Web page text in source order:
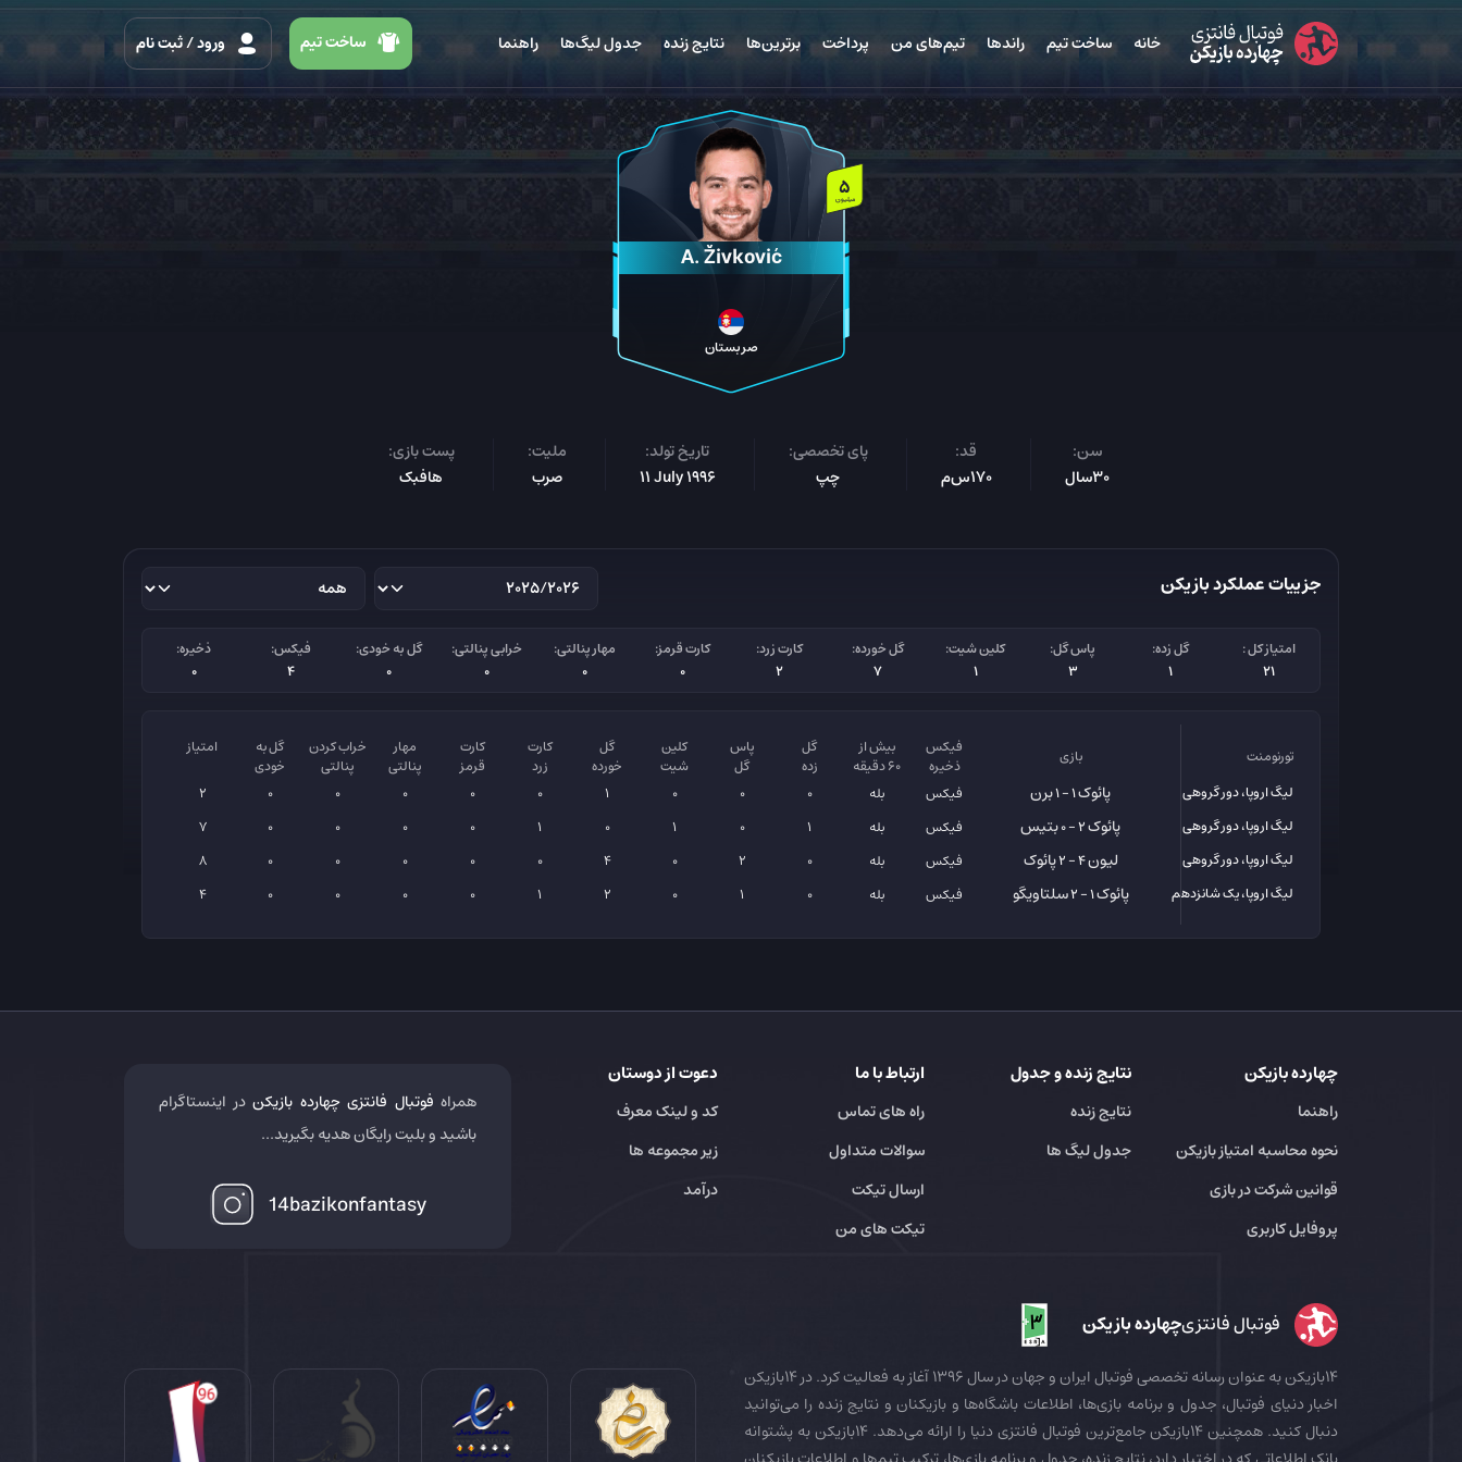
خانه ساخت تیم راندها تیم‌های من پرداخت برترین‌ها نتایج زنده جدول لیگ‌ها راهنما ساخت تیم ورود/ ثبت نام
A. Živković
5
میلیون
صربستان
سن:
30سال
قد:
170س‌م
پای تخصصی:
چپ
تاریخ تولد:
11 July 1996
ملیت:
صرب
پست بازی:
هافبک
جزییات عملکرد بازیکن
امتیاز کل :
21
گل زده:
1
پاس گل:
3
کلین شیت:
1
گل خورده:
7
کارت زرد:
2
کارت قرمز:
0
مهار پنالتی:
0
خرابی پنالتی:
0
گل به خودی:
0
فیکس:
4
ذخیره:
0
تورنومنت بازی
فیکس
ذخیره
بیش از
۶۰ دقیقه
گل
زده
پاس
گل
کلین
شیت
گل
خورده
کارت
زرد
کارت
قرمز
مهار
پنالتی
خراب کردن
پنالتی
گل به
خودی
امتیاز
لیگ اروپا، دور گروهی
پائوک1 - 1 برن فیکس بله 0
0
0
1
0
0
0
0
0
2
لیگ اروپا، دور گروهی
پائوک2 - 0 بتیس فیکس بله 1
0
1
0
1
0
0
0
0
7
لیگ اروپا، دور گروهی
لیون4 - 2 پائوک فیکس بله 0
2
0
4
0
0
0
0
0
8
لیگ اروپا، یک شانزدهم
پائوک1 - 2 سلتاویگو فیکس بله 0
1
0
2
1
0
0
0
0
4
چهارده بازیکن
راهنما
نحوه محاسبه امتیاز بازیکن
قوانین شرکت در بازی
پروفایل کاربری
نتایج زنده و جدول
نتایج زنده
جدول لیگ ها
ارتباط با ما
راه های تماس
سوالات متداول
ارسال تیکت
تیکت های من
دعوت از دوستان
کد و لینک معرف
زیر مجموعه ها
درآمد
همراه فوتبال فانتزی چهارده بازیکن در اینستاگرام
باشید و بلیت رایگان هدیه بگیرید...
14bazikonfantasy
فوتبال فانتزیچهارده بازیکن
14بازیکن به عنوان رسانه تخصصی فوتبال ایران و جهان در سال 1396 آغاز به فعالیت کرد. در 14بازیکن
اخبار دنیای فوتبال، جدول و برنامه بازی‌ها، اطلاعات باشگاه‌ها و بازیکنان و نتایج زنده را می‌توانید
دنبال کنید. همچنین 14بازیکن جامع‌ترین فوتبال فانتزی دنیا را ارائه می‌دهد. 14بازیکن به پشتوانه